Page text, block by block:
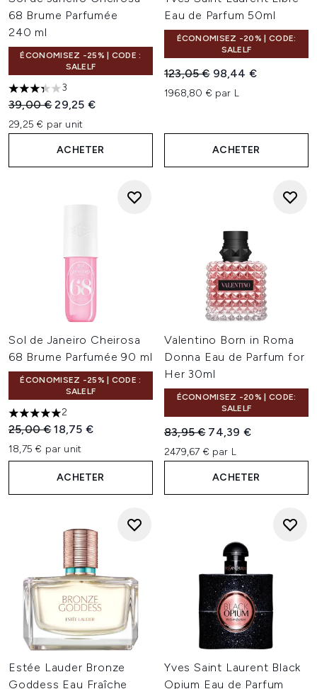
68 Brume Parfumée
240 ml
ÉCONOMISEZ -25% | CODE :
SALELF
3.33 étoiles sur un maximum de 5
3
Prix de vente :
39,00 €Prix ​​actuel :
29,25 €
29,25 € par unit
ACHETER
Eau de Parfum 50ml
ÉCONOMISEZ -20% | CODE:
SALELF
Prix de vente :
123,05 € Prix ​​actuel :
98,44 €
1968,80 € par L
ACHETER
Sol de Janeiro Cheirosa
68 Brume Parfumée 90 ml
ÉCONOMISEZ -25% | CODE :
SALELF
5 étoiles sur un maximum de 5
2
Prix de vente :
25,00 €Prix ​​actuel :
18,75 €
18,75 € par unit
ACHETER
Valentino Born in Roma
Donna Eau de Parfum for
Her 30ml
ÉCONOMISEZ -20% | CODE:
SALELF
Prix de vente :
83,95 € Prix ​​actuel :
74,39 €
2479,67 € par L
ACHETER
Estée Lauder Bronze
Goddess Eau Fraîche
Yves Saint Laurent Black
Opium Eau de Parfum